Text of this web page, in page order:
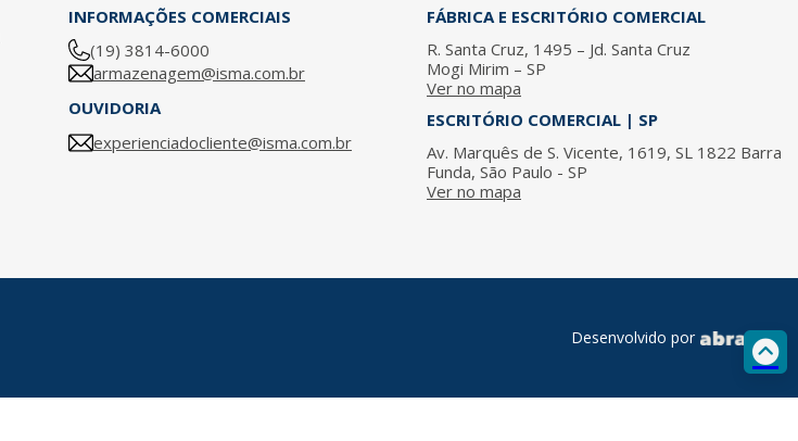
INFORMAÇÕES COMERCIAIS
(19) 3814-6000
armazenagem@isma.com.br
OUVIDORIA
experienciadocliente@isma.com.br
FÁBRICA E ESCRITÓRIO COMERCIAL
R. Santa Cruz, 1495 – Jd. Santa Cruz
Mogi Mirim – SP
Ver no mapa
ESCRITÓRIO COMERCIAL | SP
Av. Marquês de S. Vicente, 1619, SL 1822 Barra
Funda, São Paulo - SP
Ver no mapa
Desenvolvido por